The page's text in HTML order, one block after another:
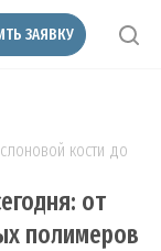
ЗАЯВКУ
кости до
от
полимеров